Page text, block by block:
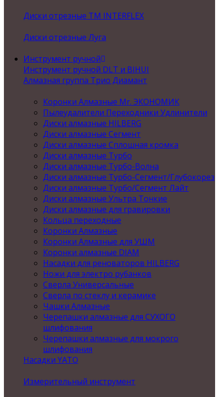
Диски отрезные ТМ INTERFLEX
Диски отрезные Луга
Инструмент ручной
Инструмент ручной DLT и BIHUI
Алмазная группа Трио Диамант
Коронки Алмазные Mr. ЭКОНОМИК
Пылеудалители Переходники Удлинители
Диски алмазные HILBERG
Диски алмазные Сегмент
Диски алмазные Сплошная кромка
Диски алмазные Турбо
Диски алмазные Турбо-Волна
Диски алмазные Турбо-Сегмент/Глубокорез
Диски алмазные Турбо/Сегмент Лайт
Диски алмазные Ультра Тонкие
Диски алмазные для гравировки
Кольца переходные
Коронки Алмазные
Коронки Алмазные для УШМ
Коронки алмазные DIAM
Насадки для реноваторов HILBERG
Ножи для электро рубанков
Сверла Универсальные
Сверла по стеклу и керамике
Чашки Алмазные
Черепашки алмазные для СУХОГО
шлифования
Черепашки алмазные для мокрого
шлифования
Насадки YATO
Измерительный инструмент